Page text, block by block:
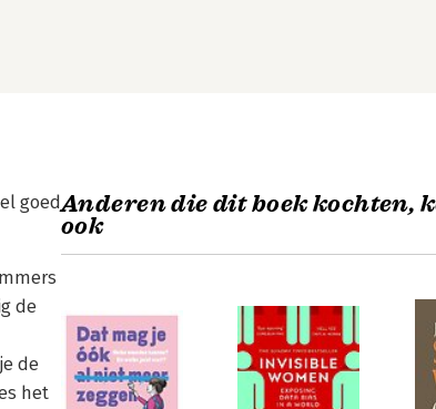
goed
de
de
het
Anderen die dit boek kochten,
ook